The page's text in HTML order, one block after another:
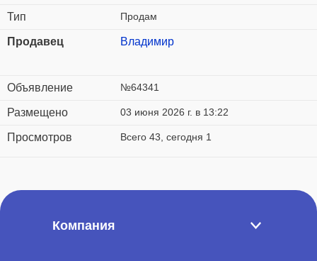
Тип Продам
Продавец Владимир
Объявление №64341
Размещено 03 июня 2026 г. в 13:22
Просмотров Всего 43, сегодня 1
Компания